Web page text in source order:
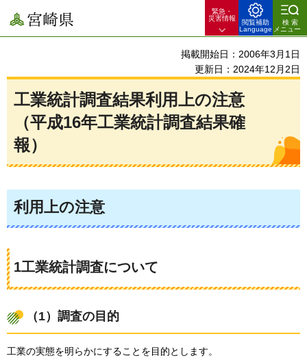
宮崎県
緊急・
災害情報
閲覧補助
Language
検索
メニュー
掲載開始日：2006年3月1日
更新日：2024年12月2日
工業統計調査結果利用上の注意
（平成16年工業統計調査結果確
報）
利用上の注意
1工業統計調査について
（1）調査の目的
工業の実態を明らかにすることを目的とします。